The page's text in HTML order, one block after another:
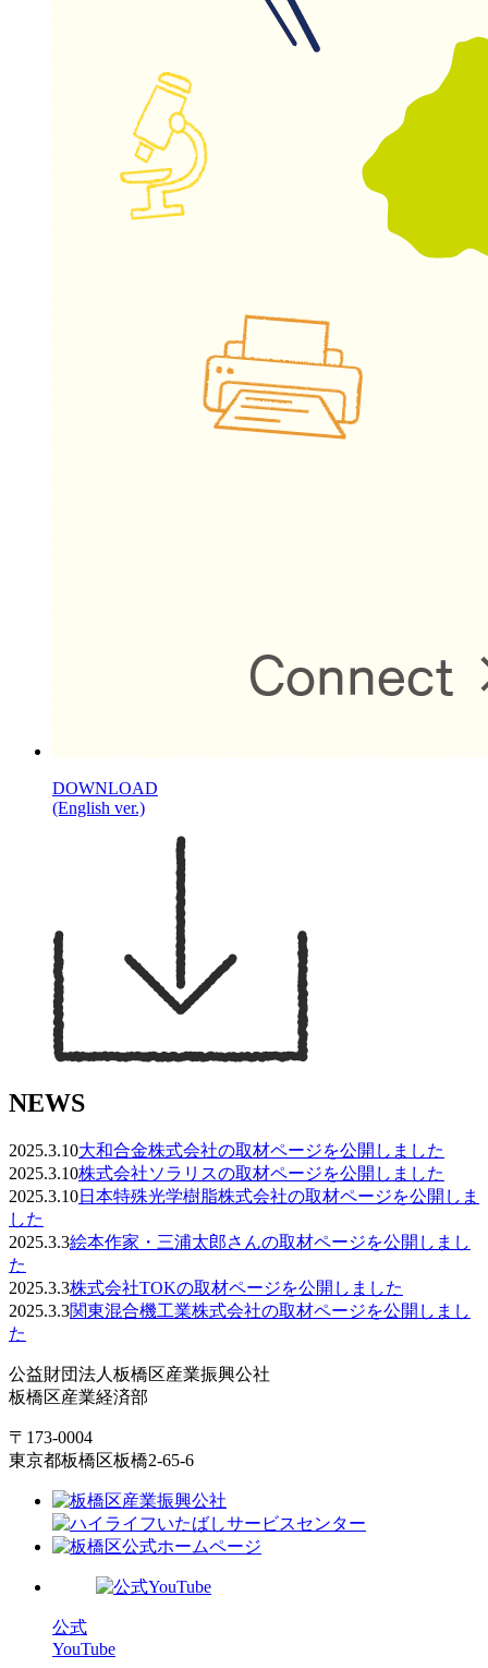
DOWNLOAD
(English ver.)
NEWS
2025.3.10大和合金株式会社の取材ページを公開しました
2025.3.10株式会社ソラリスの取材ページを公開しました
2025.3.10日本特殊光学樹脂株式会社の取材ページを公開しま
した
2025.3.3絵本作家・三浦太郎さんの取材ページを公開しまし
た
2025.3.3株式会社TOKの取材ページを公開しました
2025.3.3関東混合機工業株式会社の取材ページを公開しまし
た
公益財団法人板橋区産業振興公社
板橋区産業経済部
〒173-0004
東京都板橋区板橋2-65-6
公式
YouTube